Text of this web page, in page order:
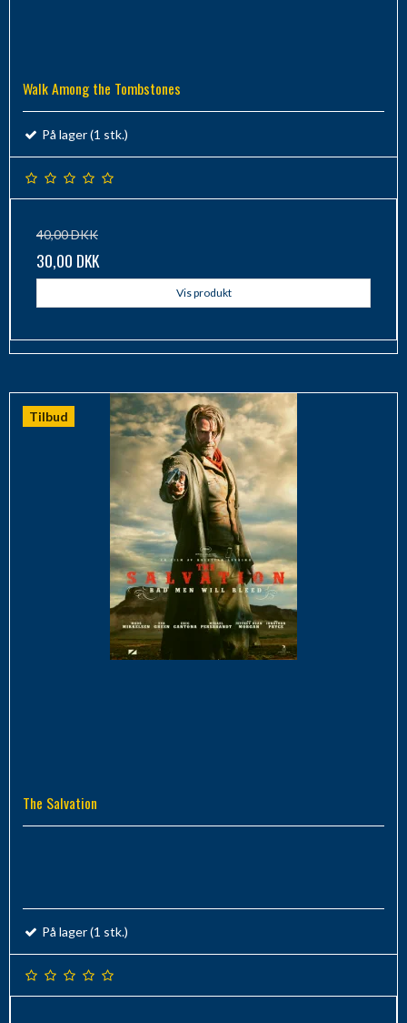
Walk Among the Tombstones
På lager (1 stk.)
40,00 DKK
30,00 DKK
Vis produkt
Tilbud
The Salvation
På lager (1 stk.)